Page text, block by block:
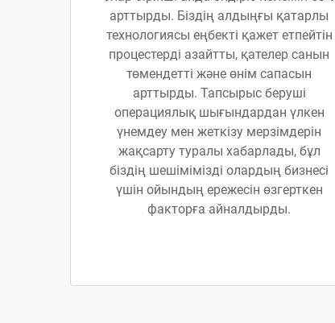
арттырды. Біздің алдыңғы қатарлы
технологиясы еңбекті қажет етпейтін
процестерді азайтты, қателер санын
төмендетті және өнім сапасын
арттырды. Тапсырыс беруші
операциялық шығындардан үлкен
үнемдеу мен жеткізу мерзімдерін
жақсарту туралы хабарлады, бұл
біздің шешімімізді олардың бизнесі
үшін ойындың ережесін өзгерткен
факторға айналдырды.